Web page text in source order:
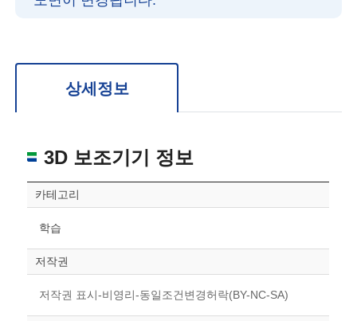
위치 이동: 우측 드래그
상세정보
3D 보조기기 정보
카테고리
학습
저작권
저작권 표시-비영리-동일조건변경허락(BY-NC-SA)